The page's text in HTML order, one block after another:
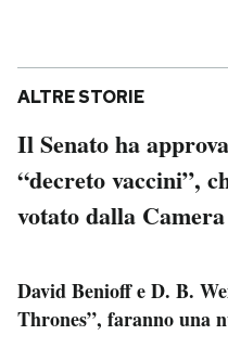
ALTRE STORIE
Il Senato ha
“decreto vaccini”,
votato dalla Camera
David Benioff e D. B.
Thrones”, faranno una